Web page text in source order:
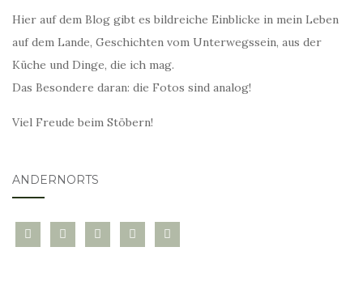
Hier auf dem Blog gibt es bildreiche Einblicke in mein Leben
auf dem Lande, Geschichten vom Unterwegssein, aus der
Küche und Dinge, die ich mag.
Das Besondere daran: die Fotos sind analog!
Viel Freude beim Stöbern!
ANDERNORTS
bloglovininstagramtwitter pinterest
mail